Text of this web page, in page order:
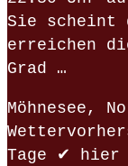
Sie scheint
erreichen
Grad …
Möhnesee,
Tage ✔